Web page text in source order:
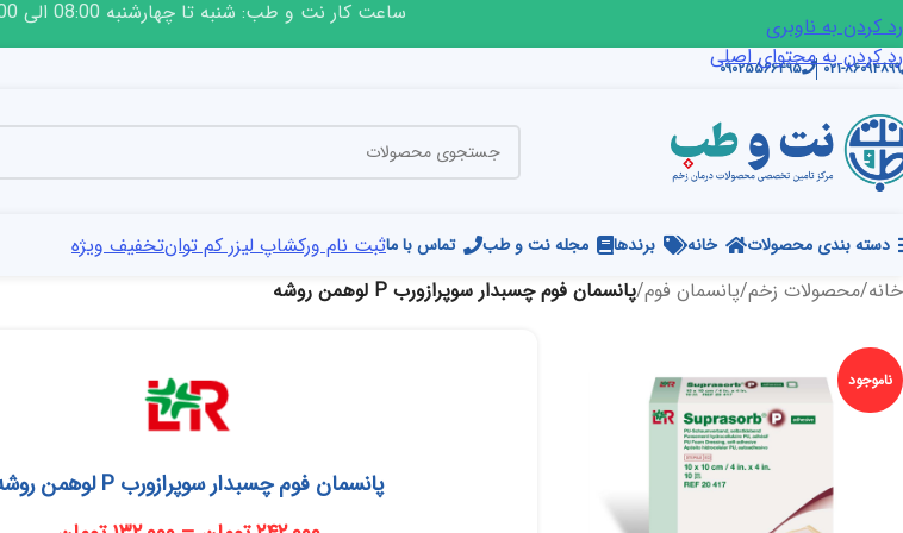
رد کردن به ناوبری
رد کردن به محتوای اصلی
ساعت کار نت و طب: شنبه تا چهارشنبه 08:00 الی 18:00
۰۲۱-۸۶۰۹۴۸۹۹ ۰۹۰۲۵۵۶۶۴۹۵
دسته بندی محصولات خانه برندها مجله نت و طب تماس با ماثبت نام ورکشاپ لیزر کم توانتخفیف ویژه
خانه/محصولات زخم/پانسمان فوم/پانسمان فوم چسبدار سوپرازورب P لوهمن روشه
ناموجود
پانسمان فوم چسبدار سوپرازورب P لوهمن روشه